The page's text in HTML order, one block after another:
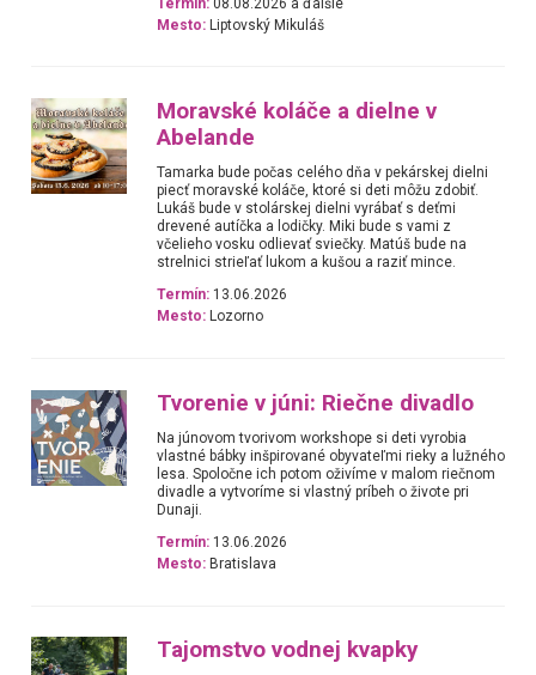
Mesto: Liptovský Mikuláš
Moravské koláče a dielne v
Abelande
Tamarka bude počas celého dňa v pekárskej dielni
piecť moravské koláče, ktoré si deti môžu zdobiť.
Lukáš bude v stolárskej dielni vyrábať s deťmi
drevené autíčka a lodičky. Miki bude s vami z
včelieho vosku odlievať sviečky. Matúš bude na
strelnici strieľať lukom a kušou a raziť mince.
Termín: 13.06.2026
Mesto: Lozorno
Tvorenie v júni: Riečne divadlo
Na júnovom tvorivom workshope si deti vyrobia
vlastné bábky inšpirované obyvateľmi rieky a lužného
lesa. Spoločne ich potom oživíme v malom riečnom
divadle a vytvoríme si vlastný príbeh o živote pri
Dunaji.
Termín: 13.06.2026
Mesto: Bratislava
Tajomstvo vodnej kvapky